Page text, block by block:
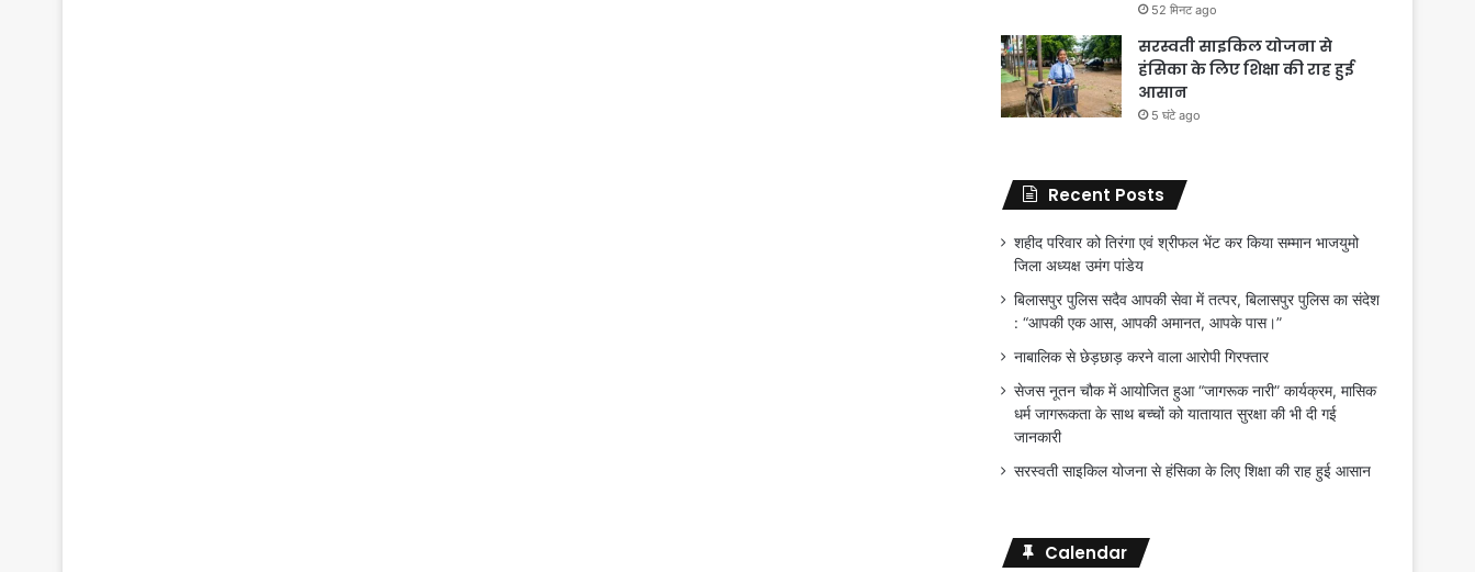
52 मिनट ago
सरस्वती साइकिल योजना से
हंसिका के लिए शिक्षा की राह हुई
आसान
5 घंटे ago
Recent Posts
शहीद परिवार को तिरंगा एवं श्रीफल भेंट कर किया सम्मान भाजयुमो
जिला अध्यक्ष उमंग पांडेय
बिलासपुर पुलिस सदैव आपकी सेवा में तत्पर, बिलासपुर पुलिस का संदेश
: “आपकी एक आस, आपकी अमानत, आपके पास।”
नाबालिक से छेड़छाड़ करने वाला आरोपी गिरफ्तार
सेजस नूतन चौक में आयोजित हुआ “जागरूक नारी” कार्यक्रम, मासिक
धर्म जागरूकता के साथ बच्चों को यातायात सुरक्षा की भी दी गई
जानकारी
सरस्वती साइकिल योजना से हंसिका के लिए शिक्षा की राह हुई आसान
Calendar